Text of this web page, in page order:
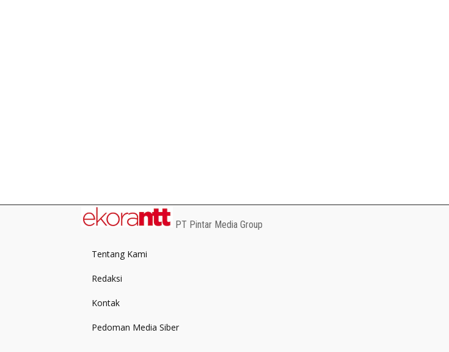
PT Pintar Media Group
Tentang Kami
Redaksi
Kontak
Pedoman Media Siber